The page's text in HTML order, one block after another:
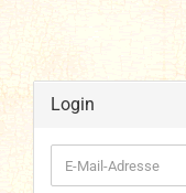
Login
E-
Mail-